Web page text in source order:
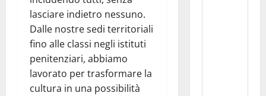
lasciare indietro nessuno.
Dalle nostre sedi territoriali
fino alle classi negli istituti
penitenziari, abbiamo
lavorato per trasformare la
cultura in una possibilità